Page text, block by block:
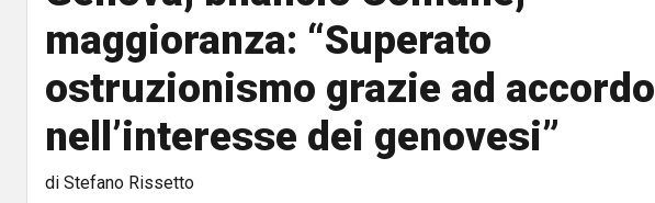
maggioranza: “Superato
ostruzionismo grazie ad accordo
nell’interesse dei genovesi”
di Stefano Rissetto